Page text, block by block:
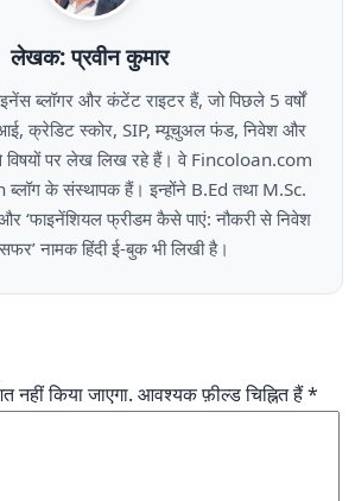
लेखक: प्रवीन कुमार
ब्लॉगर और कंटेंट राइटर हैं, जो पिछले 5 वर्षों
क्रेडिट स्कोर, SIP, म्यूचुअल फंड, निवेश और
विषयों पर लेख लिख रहे हैं। वे Fincoloan.com
के संस्थापक हैं। इन्होंने B.Ed तथा M.Sc.
और ‘फाइनेंशियल फ्रीडम कैसे पाएं: नौकरी से निवेश
नामक हिंदी ई-बुक भी लिखी है।
नहीं किया जाएगा. आवश्यक फ़ील्ड चिह्नित हैं*